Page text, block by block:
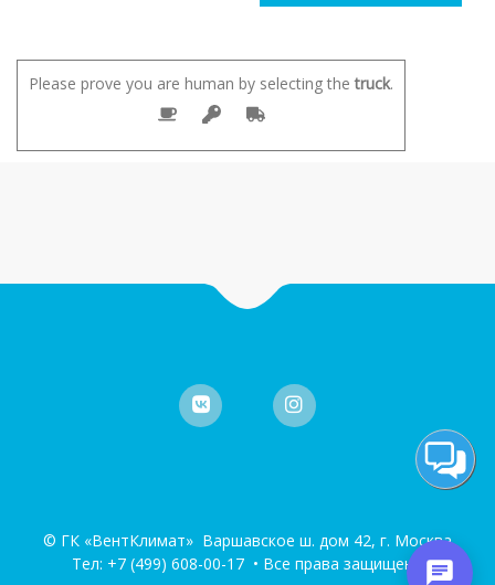
Please prove you are human by selecting the truck.
© ГК «ВентКлимат» Варшавское ш. дом 42, г. Москва
Тел: +7 (499) 608-00-17• Все права защищены